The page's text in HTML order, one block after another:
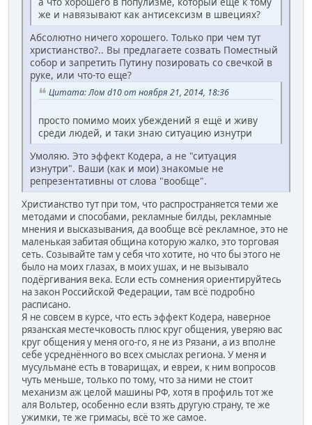
же и навязывают как антисексизм в швециях?
Абсолютно ничего хорошего. Только при чем тут
христианство?.. Вы предлагаете созвать Поместный
собор и запретить Путину позировать со свечкой в
руке, или что-то еще?
Цитата: Лом d10 от ноября 21, 2014, 18:36
просто помимо моих убеждений я ещё и живу
среди людей, и таки знаю ситуацию изнутри
Умоляю. Это эффект Кодера, а не "ситуация
изнутри". Ваши (как и мои) знакомые не
репрезентативны от слова "вообще".
Христианство тут при том, что распространяется теми же
методами и способами, рекламные билды, рекламные
мнения и высказывания, да вообще всё рекламное, это не
маленькая забитая община которую жалко, это торговая
сеть. Созывайте там у себя что хотите, но что бы этого не
было на моих глазах, в моих ушах, и не вызывало
подёргивания века. Если есть сомнения ориентируйтесь
на закон Российской Федерации, там всё подробно
расписано.
Я не совсем в курсе, что есть эффект Кодера, наверное
рязанская местечковость плюс круг общения, уверяю вас
круг общения у меня ого-го, я не из Рязани, а из вполне
себе усреднённого во всех смыслах региона. У меня и
мусульмане есть в товарищах, и евреи, к ним вопросов
чуть меньше, только по тому, что за ними не стоит
механизм аж целой машины РФ, хотя в профиль тот же
аля Вольтер, особенно если взять другую страну, те же
ужимки, те же гримасы, всё то же самое.